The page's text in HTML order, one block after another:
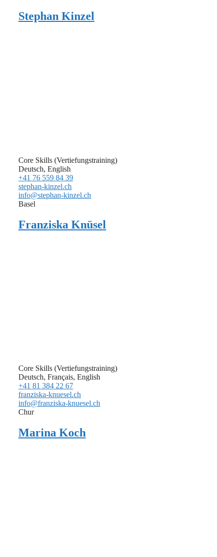
Stephan Kinzel
Core Skills (Vertiefungstraining)
Deutsch, English
+41 76 559 84 39
stephan-kinzel.ch
info@stephan-kinzel.ch
Basel
Franziska Knüsel
Core Skills (Vertiefungstraining)
Deutsch, Français, English
+41 81 384 22 67
franziska-knuesel.ch
info@franziska-knuesel.ch
Chur
Marina Koch